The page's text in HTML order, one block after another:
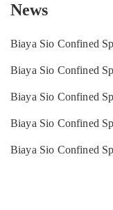
News
Biaya Sio Confined
Biaya Sio Confined
Biaya Sio Confined
Biaya Sio Confined
Biaya Sio Confined